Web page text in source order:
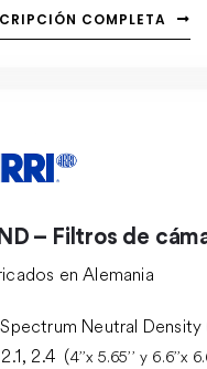
COMPLETA
– Filtros de
en Alemania
Neutral Density
2.4 (4’’x 5.65’’ y 6.6’’x